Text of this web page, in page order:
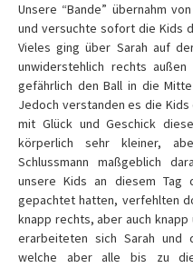
Unsere “Bande” übernahm
und versuchte sofort die Kids
Vieles ging über Sarah auf
unwiderstehlich rechts
gefährlich den Ball in die
Jedoch verstanden es die
mit Glück und Geschick
körperlich sehr kleiner,
Schlussmann maßgeblich
unsere Kids an diesem Tag
gepachtet hatten, verfehlten
knapp rechts, aber auch
erarbeiteten sich Sarah und
welche aber alle bis zu